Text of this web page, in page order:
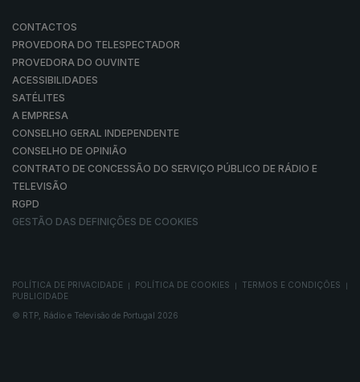
CONTACTOS
PROVEDORA DO TELESPECTADOR
PROVEDORA DO OUVINTE
ACESSIBILIDADES
SATÉLITES
A EMPRESA
CONSELHO GERAL INDEPENDENTE
CONSELHO DE OPINIÃO
CONTRATO DE CONCESSÃO DO SERVIÇO PÚBLICO DE RÁDIO E
TELEVISÃO
RGPD
GESTÃO DAS DEFINIÇÕES DE COOKIES
POLÍTICA DE PRIVACIDADE POLÍTICA DE COOKIES TERMOS E CONDIÇÕES
PUBLICIDADE
© RTP, Rádio e Televisão de Portugal 2026